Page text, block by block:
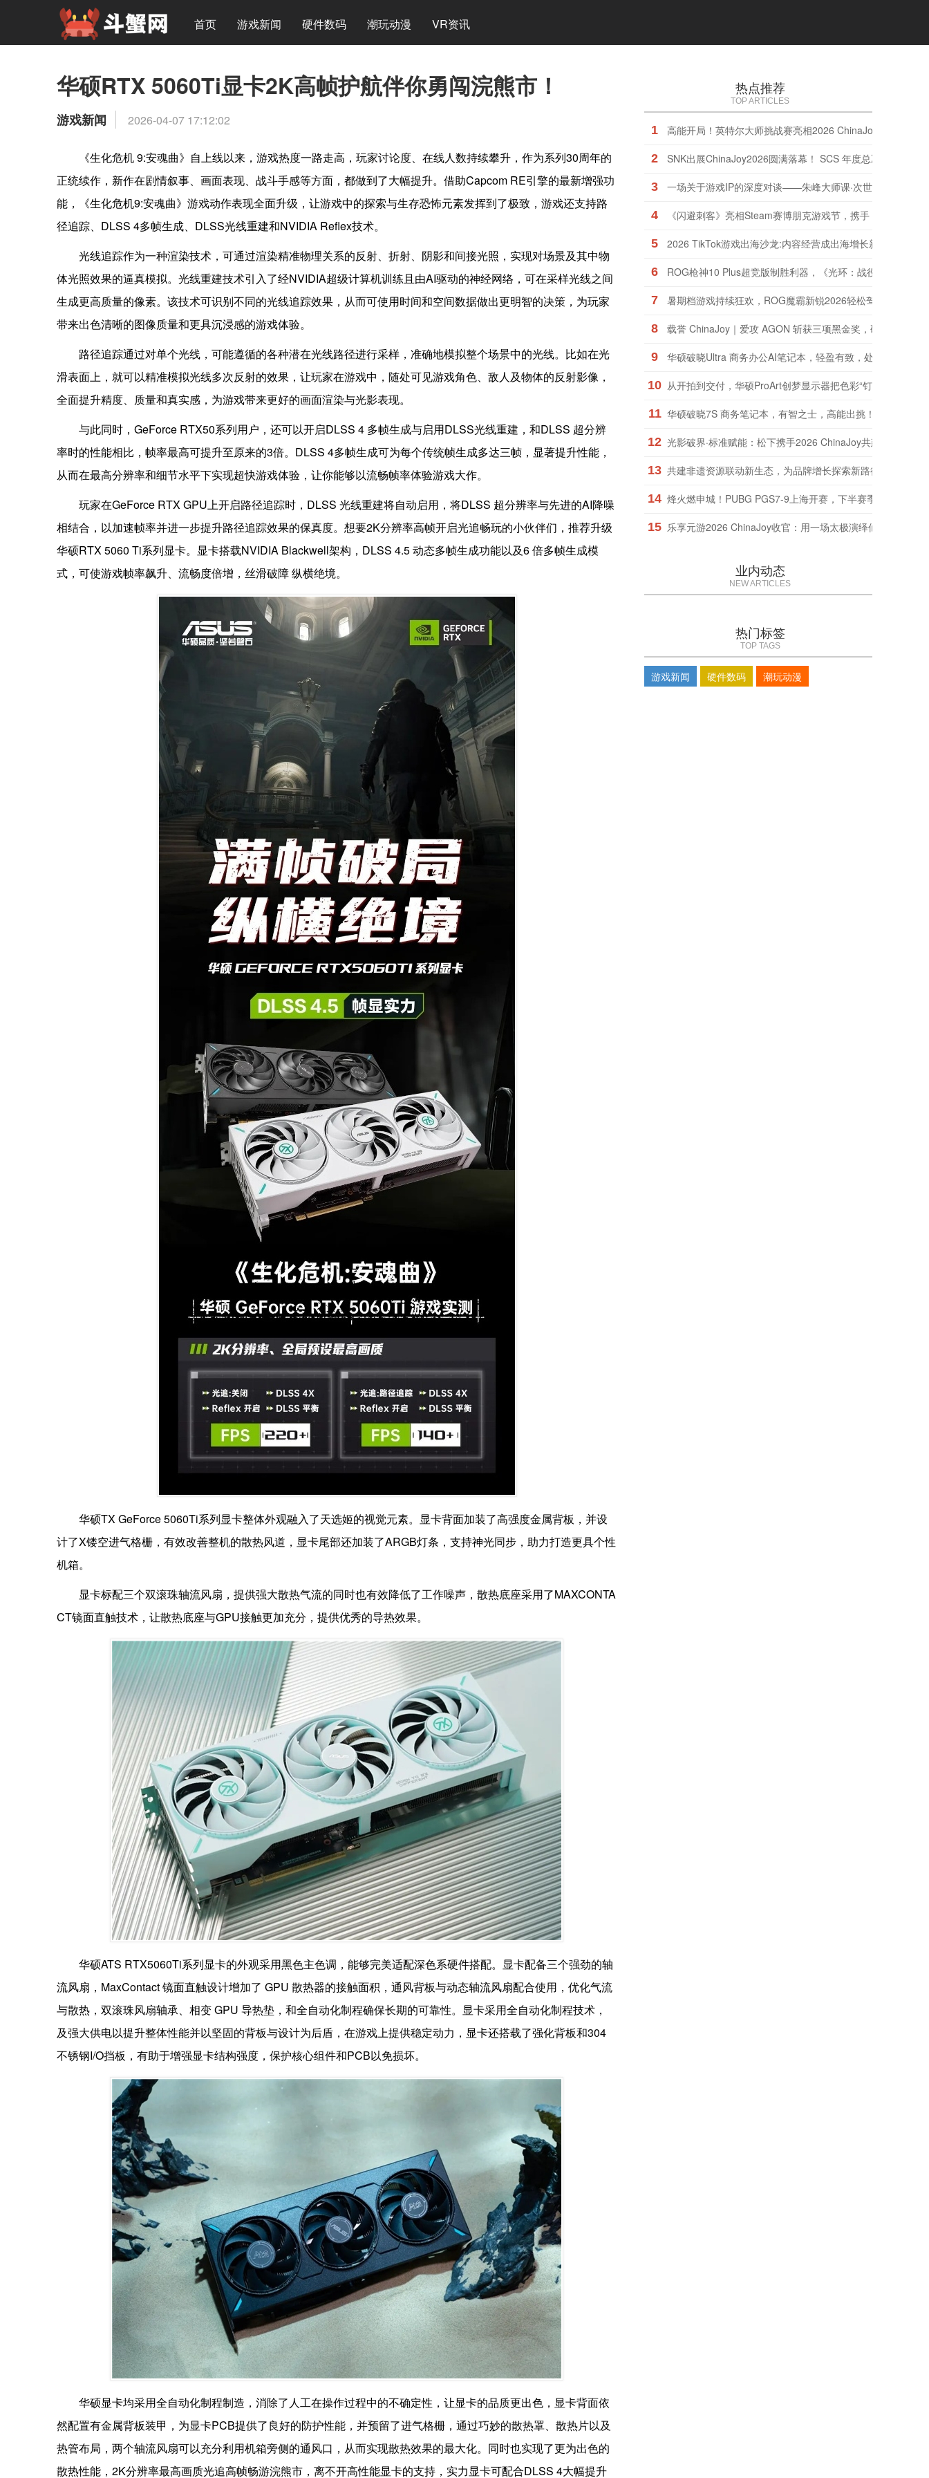
首页 游戏新闻 硬件数码 潮玩动漫 VR资讯
华硕RTX 5060Ti显卡2K高帧护航伴你勇闯浣熊市！
游戏新闻 2026-04-07 17:12:02
《生化危机 9:安魂曲》自上线以来，游戏热度一路走高，玩家讨论度、在线人数持续攀升，作为系列30周年的
正统续作，新作在剧情叙事、画面表现、战斗手感等方面，都做到了大幅提升。借助Capcom RE引擎的最新增强功
能，《生化危机9:安魂曲》游戏动作表现全面升级，让游戏中的探索与生存恐怖元素发挥到了极致，游戏还支持路
径追踪、DLSS 4多帧生成、DLSS光线重建和NVIDIA Reflex技术。
光线追踪作为一种渲染技术，可通过渲染精准物理关系的反射、折射、阴影和间接光照，实现对场景及其中物
体光照效果的逼真模拟。光线重建技术引入了经NVIDIA超级计算机训练且由AI驱动的神经网络，可在采样光线之间
生成更高质量的像素。该技术可识别不同的光线追踪效果，从而可使用时间和空间数据做出更明智的决策，为玩家
带来出色清晰的图像质量和更具沉浸感的游戏体验。
路径追踪通过对单个光线，可能遵循的各种潜在光线路径进行采样，准确地模拟整个场景中的光线。比如在光
滑表面上，就可以精准模拟光线多次反射的效果，让玩家在游戏中，随处可见游戏角色、敌人及物体的反射影像，
全面提升精度、质量和真实感，为游戏带来更好的画面渲染与光影表现。
与此同时，GeForce RTX50系列用户，还可以开启DLSS 4 多帧生成与启用DLSS光线重建，和DLSS 超分辨
率时的性能相比，帧率最高可提升至原来的3倍。DLSS 4多帧生成可为每个传统帧生成多达三帧，显著提升性能，
从而在最高分辨率和细节水平下实现超快游戏体验，让你能够以流畅帧率体验游戏大作。
玩家在GeForce RTX GPU上开启路径追踪时，DLSS 光线重建将自动启用，将DLSS 超分辨率与先进的AI降噪
相结合，以加速帧率并进一步提升路径追踪效果的保真度。想要2K分辨率高帧开启光追畅玩的小伙伴们，推荐升级
华硕RTX 5060 Ti系列显卡。显卡搭载NVIDIA Blackwell架构，DLSS 4.5 动态多帧生成功能以及6 倍多帧生成模
式，可使游戏帧率飙升、流畅度倍增，丝滑破障 纵横绝境。
华硕TX GeForce 5060Ti系列显卡整体外观融入了天选姬的视觉元素。显卡背面加装了高强度金属背板，并设
计了X镂空进气格栅，有效改善整机的散热风道，显卡尾部还加装了ARGB灯条，支持神光同步，助力打造更具个性
机箱。
显卡标配三个双滚珠轴流风扇，提供强大散热气流的同时也有效降低了工作噪声，散热底座采用了MAXCONTA
CT镜面直触技术，让散热底座与GPU接触更加充分，提供优秀的导热效果。
华硕ATS RTX5060Ti系列显卡的外观采用黑色主色调，能够完美适配深色系硬件搭配。显卡配备三个强劲的轴
流风扇，MaxContact 镜面直触设计增加了 GPU 散热器的接触面积，通风背板与动态轴流风扇配合使用，优化气流
与散热，双滚珠风扇轴承、相变 GPU 导热垫，和全自动化制程确保长期的可靠性。显卡采用全自动化制程技术，
及强大供电以提升整体性能并以坚固的背板与设计为后盾，在游戏上提供稳定动力，显卡还搭载了强化背板和304
不锈钢I/O挡板，有助于增强显卡结构强度，保护核心组件和PCB以免损坏。
华硕显卡均采用全自动化制程制造，消除了人工在操作过程中的不确定性，让显卡的品质更出色，显卡背面依
然配置有金属背板装甲，为显卡PCB提供了良好的防护性能，并预留了进气格栅，通过巧妙的散热罩、散热片以及
热管布局，两个轴流风扇可以充分利用机箱旁侧的通风口，从而实现散热效果的最大化。同时也实现了更为出色的
散热性能，2K分辨率最高画质光追高帧畅游浣熊市，离不开高性能显卡的支持，实力显卡可配合DLSS 4大幅提升
热点推荐
TOP ARTICLES
1 高能开局！英特尔大师挑战赛亮相2026 ChinaJoy
2 SNK出展ChinaJoy2026圆满落幕！ SCS 年度总决赛及ENC
3 一场关于游戏IP的深度对谈——朱峰大师课·次世代预研会在
4 《闪避刺客》亮相Steam赛博朋克游戏节，携手《九日》推
5 2026 TikTok游戏出海沙龙:内容经营成出海增长新引擎
6 ROG枪神10 Plus超竞版制胜利器，《光环：战役进化》战火
7 暑期档游戏持续狂欢，ROG魔霸新锐2026轻松驾驭
8 载誉 ChinaJoy｜爱攻 AGON 斩获三项黑金奖，硬核实力权
9 华硕破晓Ultra 商务办公AI笔记本，轻盈有致，处处考究！
10 从开拍到交付，华硕ProArt创梦显示器把色彩“钉”在了同一把
11 华硕破晓7S 商务笔记本，有智之士，高能出挑！
12 光影破界·标准赋能：松下携手2026 ChinaJoy共建次元影像
13 共建非遗资源联动新生态，为品牌增长探索新路径
14 烽火燃申城！PUBG PGS7-9上海开赛，下半赛季正式打响！
15 乐享元游2026 ChinaJoy收官：用一场太极演绎仙遇“慢仙侠”
业内动态
NEW ARTICLES
热门标签
TOP TAGS
游戏新闻 硬件数码 潮玩动漫